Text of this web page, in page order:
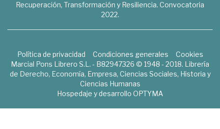
Recuperación, Transformación y Resiliencia. Convocatoria
2022.
Política de privacidad Condiciones generales
Cookies
Marcial Pons Librero S.L. - B82947326 © 1948 - 2018. Librería
de Derecho, Economía, Empresa, Ciencias Sociales, Historia y
Ciencias Humanas
Hospedaje y desarrollo OPTYMA